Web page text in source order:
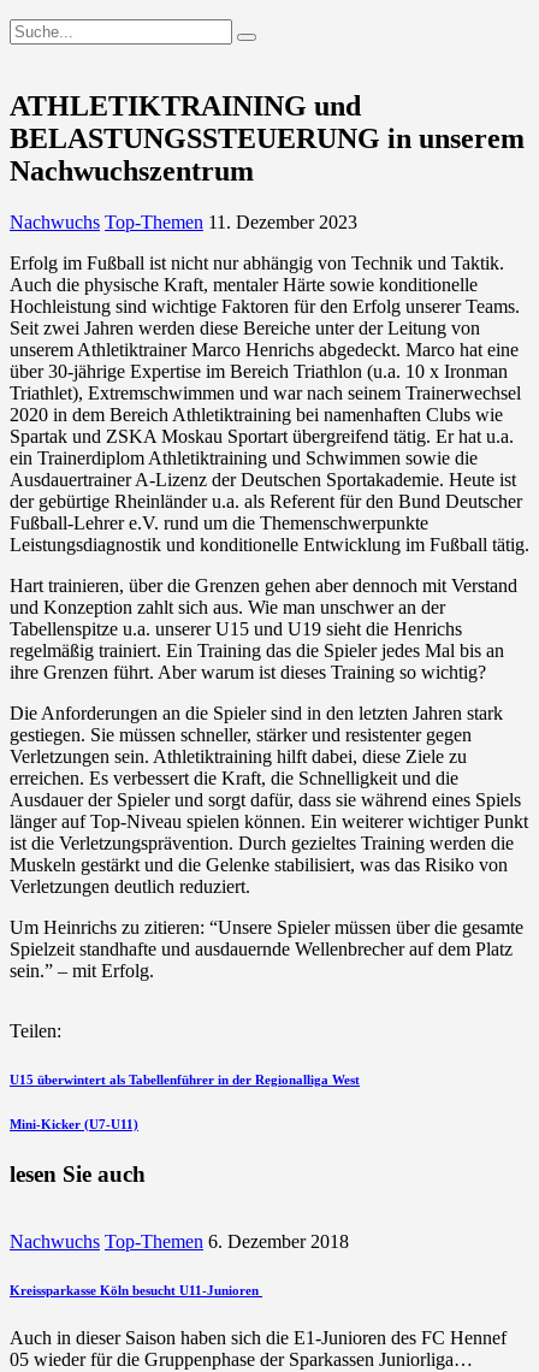
ATHLETIKTRAINING und
BELASTUNGSSTEUERUNG in unserem
Nachwuchszentrum
Nachwuchs Top-Themen 11. Dezember 2023
Erfolg im Fußball ist nicht nur abhängig von Technik und Taktik.
Auch die physische Kraft, mentaler Härte sowie konditionelle
Hochleistung sind wichtige Faktoren für den Erfolg unserer Teams.
Seit zwei Jahren werden diese Bereiche unter der Leitung von
unserem Athletiktrainer Marco Henrichs abgedeckt. Marco hat eine
über 30-jährige Expertise im Bereich Triathlon (u.a. 10 x Ironman
Triathlet), Extremschwimmen und war nach seinem Trainerwechsel
2020 in dem Bereich Athletiktraining bei namenhaften Clubs wie
Spartak und ZSKA Moskau Sportart übergreifend tätig. Er hat u.a.
ein Trainerdiplom Athletiktraining und Schwimmen sowie die
Ausdauertrainer A-Lizenz der Deutschen Sportakademie. Heute ist
der gebürtige Rheinländer u.a. als Referent für den Bund Deutscher
Fußball-Lehrer e.V. rund um die Themenschwerpunkte
Leistungsdiagnostik und konditionelle Entwicklung im Fußball tätig.
Hart trainieren, über die Grenzen gehen aber dennoch mit Verstand
und Konzeption zahlt sich aus. Wie man unschwer an der
Tabellenspitze u.a. unserer U15 und U19 sieht die Henrichs
regelmäßig trainiert. Ein Training das die Spieler jedes Mal bis an
ihre Grenzen führt. Aber warum ist dieses Training so wichtig?
Die Anforderungen an die Spieler sind in den letzten Jahren stark
gestiegen. Sie müssen schneller, stärker und resistenter gegen
Verletzungen sein. Athletiktraining hilft dabei, diese Ziele zu
erreichen. Es verbessert die Kraft, die Schnelligkeit und die
Ausdauer der Spieler und sorgt dafür, dass sie während eines Spiels
länger auf Top-Niveau spielen können. Ein weiterer wichtiger Punkt
ist die Verletzungsprävention. Durch gezieltes Training werden die
Muskeln gestärkt und die Gelenke stabilisiert, was das Risiko von
Verletzungen deutlich reduziert.
Um Heinrichs zu zitieren: “Unsere Spieler müssen über die gesamte
Spielzeit standhafte und ausdauernde Wellenbrecher auf dem Platz
sein.” – mit Erfolg.
Teilen:
Beitragsnavigation
vorherigen
U15 überwintert als Tabellenführer in der Regionalliga West
nächsten
Mini-Kicker (U7-U11)
lesen Sie auch
Nachwuchs Top-Themen 6. Dezember 2018
Kreissparkasse Köln besucht U11-Junioren
Auch in dieser Saison haben sich die E1-Junioren des FC Hennef
05 wieder für die Gruppenphase der Sparkassen Juniorliga…